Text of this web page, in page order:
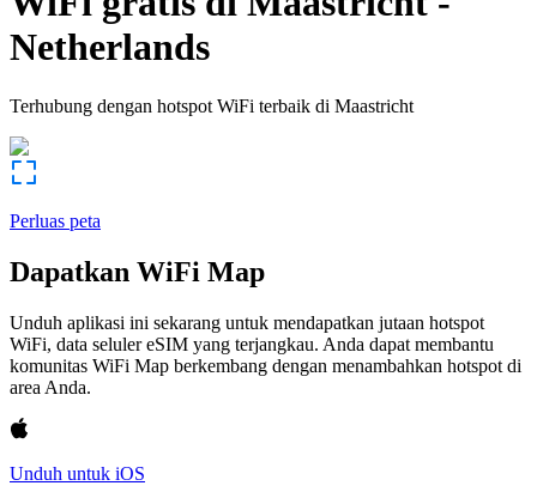
Netherlands
Terhubung dengan hotspot WiFi terbaik di Maastricht
Perluas peta
Dapatkan WiFi Map
Unduh aplikasi ini sekarang untuk mendapatkan jutaan hotspot
WiFi, data seluler eSIM yang terjangkau. Anda dapat membantu
komunitas WiFi Map berkembang dengan menambahkan hotspot di
area Anda.
Unduh untuk iOS